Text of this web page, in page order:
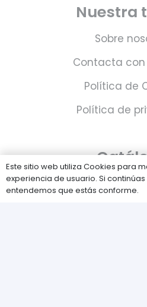
Nuestra
Sobre
Contacta con
Política de
Política de
Este sitio web utiliza Cookies para
experiencia de usuario. Si
entendemos que estás conforme.